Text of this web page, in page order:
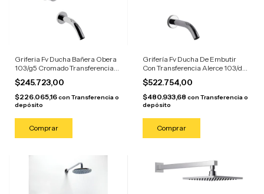
Griferia Fv Ducha Bañera Obera
103/g5 Cromado Transferencia
Plateado
$245.723,00
$226.065,16con Transferencia o
depósito
Grifería Fv Ducha De Embutir
Con Transferencia Alerce 103/d7
Plateado
$522.754,00
$480.933,68 con Transferencia o
depósito